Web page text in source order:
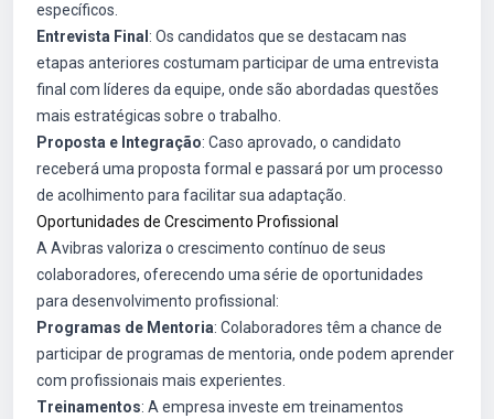
específicos.
Entrevista Final : Os candidatos que se destacam nas
etapas anteriores costumam participar de uma entrevista
final com líderes da equipe, onde são abordadas questões
mais estratégicas sobre o trabalho.
Proposta e Integração: Caso aprovado, o candidato
receberá uma proposta formal e passará por um processo
de acolhimento para facilitar sua adaptação.
Oportunidades de Crescimento Profissional
A Avibras valoriza o crescimento contínuo de seus
colaboradores, oferecendo uma série de oportunidades
para desenvolvimento profissional:
Programas de Mentoria: Colaboradores têm a chance de
participar de programas de mentoria, onde podem aprender
com profissionais mais experientes.
Treinamentos: A empresa investe em treinamentos